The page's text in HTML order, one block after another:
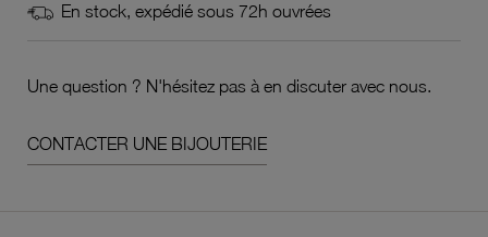
En stock, expédié sous 72h ouvrées
Une question ? N'hésitez pas à en discuter avec nous.
CONTACTER UNE BIJOUTERIE